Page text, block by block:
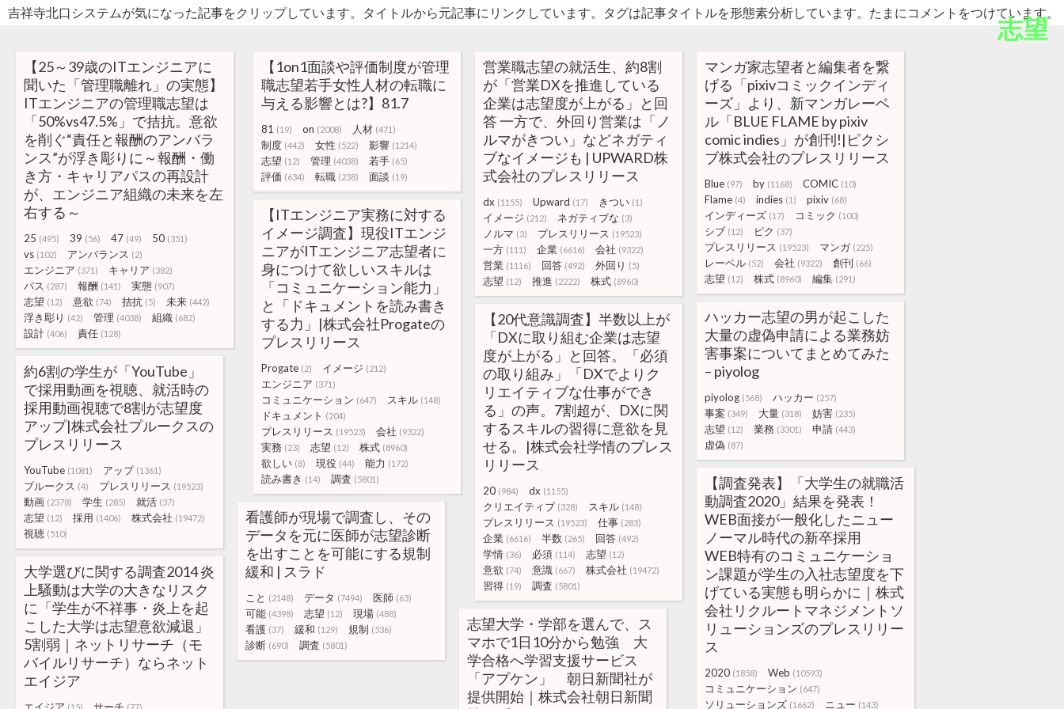
吉祥寺北口システムが気になった記事をクリップしています。タイトルから元記事にリンクしています。タグは記事タイトルを形態素分析しています。たまにコメントをつけています。
志望
【25～39歳のITエンジニアに
聞いた「管理職離れ」の実態】
ITエンジニアの管理職志望は
「50%vs47.5%」で拮抗。意欲
を削ぐ“責任と報酬のアンバラ
ンス”が浮き彫りに～報酬・働
き方・キャリアパスの再設計
が、エンジニア組織の未来を左
右する～
25 (495) 39 (56) 47 (49) 50 (351)
vs (102) アンバランス (2)
エンジニア (371) キャリア (382)
パス (287) 報酬 (141) 実態 (907)
志望 (12) 意欲 (74) 拮抗 (5) 未来 (442)
浮き彫り (42) 管理 (4038) 組織 (682)
設計 (406) 責任 (128)
【1on1面談や評価制度が管理
職志望若手女性人材の転職に
与える影響とは?】81.7
81 (19) on (2008) 人材 (471)
制度 (442) 女性 (522) 影響 (1214)
志望 (12) 管理 (4038) 若手 (65)
評価 (634) 転職 (238) 面談 (19)
営業職志望の就活生、約8割
が「営業DXを推進している
企業は志望度が上がる」と回
答 一方で、外回り営業は「ノ
ルマがきつい」などネガティ
ブなイメージも | UPWARD株
式会社のプレスリリース
dx (1155) Upward (17) きつい (1)
イメージ (212) ネガティブな (3)
ノルマ (3) プレスリリース (19523)
一方 (111) 企業 (6616) 会社 (9322)
営業 (1116) 回答 (492) 外回り (5)
志望 (12) 推進 (2222) 株式 (8960)
マンガ家志望者と編集者を繋
げる「pixivコミックインディ
ーズ」より、新マンガレーベ
ル「BLUE FLAME by pixiv
comic indies」が創刊!|ピクシ
ブ株式会社のプレスリリース
Blue (97) by (1168) COMIC (10)
Flame (4) indies (1) pixiv (68)
インディーズ (17) コミック (100)
シブ (12) ピク (37)
プレスリリース (19523) マンガ (225)
レーベル (52) 会社 (9322) 創刊 (66)
志望 (12) 株式 (8960) 編集 (291)
【ITエンジニア実務に対する
イメージ調査】現役ITエンジ
ニアがITエンジニア志望者に
身につけて欲しいスキルは
「コミュニケーション能力」
と「ドキュメントを読み書き
する力」|株式会社Progateの
プレスリリース
Progate (2) イメージ (212)
エンジニア (371)
コミュニケーション (647) スキル (148)
ドキュメント (204)
プレスリリース (19523) 会社 (9322)
実務 (23) 志望 (12) 株式 (8960)
欲しい (8) 現役 (44) 能力 (172)
読み書き (14) 調査 (5801)
ハッカー志望の男が起こした
大量の虚偽申請による業務妨
害事案についてまとめてみた
– piyolog
piyolog (568) ハッカー (257)
事案 (349) 大量 (318) 妨害 (235)
志望 (12) 業務 (3301) 申請 (443)
虚偽 (87)
【20代意識調査】半数以上が
「DXに取り組む企業は志望
度が上がる」と回答。「必須
の取り組み」「DXでよりク
リエイティブな仕事ができ
る」の声。7割超が、DXに関
するスキルの習得に意欲を見
せる。|株式会社学情のプレス
リリース
20 (984) dx (1155)
クリエイティブ (328) スキル (148)
プレスリリース (19523) 仕事 (283)
企業 (6616) 半数 (265) 回答 (492)
学情 (36) 必須 (114) 志望 (12)
意欲 (74) 意識 (667) 株式会社 (19472)
習得 (19) 調査 (5801)
約6割の学生が「YouTube」
で採用動画を視聴、就活時の
採用動画視聴で8割が志望度
アップ|株式会社プルークスの
プレスリリース
YouTube (1081) アップ (1361)
プルークス (4) プレスリリース (19523)
動画 (2378) 学生 (285) 就活 (37)
志望 (12) 採用 (1406) 株式会社 (19472)
視聴 (510)
【調査発表】「大学生の就職活
動調査2020」結果を発表！
WEB面接が一般化したニュー
ノーマル時代の新卒採用
WEB特有のコミュニケーショ
ン課題が学生の入社志望度を下
げている実態も明らかに｜株式
会社リクルートマネジメントソ
リューションズのプレスリリー
ス
2020 (1858) Web (10593)
コミュニケーション (647)
ソリューションズ (1662) ニュー (143)
看護師が現場で調査し、その
データを元に医師が志望診断
を出すことを可能にする規制
緩和 | スラド
こと (2148) データ (7494) 医師 (63)
可能 (4398) 志望 (12) 現場 (488)
看護 (37) 緩和 (129) 規制 (536)
診断 (690) 調査 (5801)
大学選びに関する調査2014 炎
上騒動は大学の大きなリスク
に「学生が不祥事・炎上を起
こした大学は志望意欲減退」
5割弱｜ネットリサーチ（モ
バイルリサーチ）ならネット
エイジア
志望大学・学部を選んで、ス
マホで1日10分から勉強 大
学合格へ学習支援サービス
「アプケン」 朝日新聞社が
提供開始｜株式会社朝日新聞